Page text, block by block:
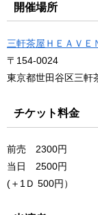
開催場所
三軒茶屋ＨＥＡＶＥ
〒154-0024
東京都世田谷区三軒
チケット料金
前売 2300円
当日 2500円
(＋1Ｄ 500円）